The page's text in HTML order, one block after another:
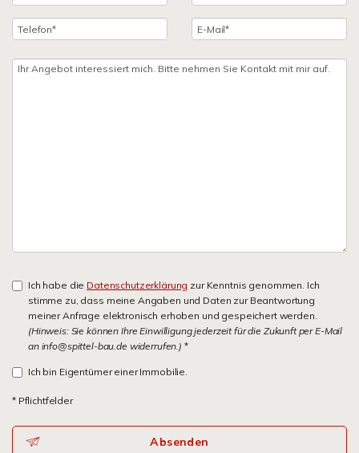
Ich habe die Datenschutzerklärung zur Kenntnis genommen. Ich
stimme zu, dass meine Angaben und Daten zur Beantwortung
meiner Anfrage elektronisch erhoben und gespeichert werden.
(Hinweis: Sie können Ihre Einwilligung jederzeit für die Zukunft per E-Mail
an info@spittel-bau.de widerrufen.) *
Ich bin Eigentümer einer Immobilie.
* Pflichtfelder
Absenden